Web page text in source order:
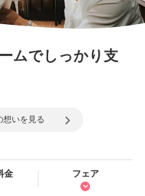
ムでしっかり支
想いを見る
金 フェア